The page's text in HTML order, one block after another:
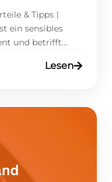
& Tipps |
ein sensibles
und betrifft
Zeiten oder
stark reguliert
Daher sollten
Lesen